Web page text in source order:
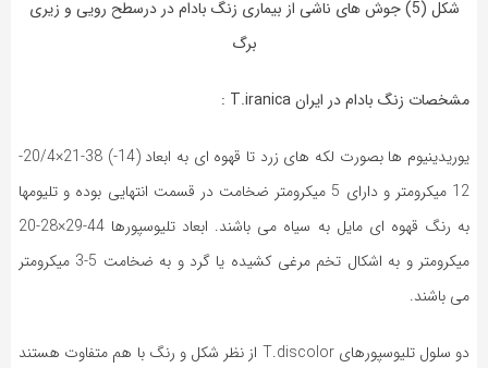
شکل (5) جوش های ناشی از بیماری زنگ بادام در درسطح رویی و زیری
برگ
مشخصات زنگ بادام در ایران T.iranica :
یوریدینیوم ها بصورت لکه های زرد تا قهوه ای به ابعاد (14-) 38-21×20/4-
12 میکرومتر و دارای 5 میکرومتر ضخامت در قسمت انتهایی بوده و تلیومها
به رنگ قهوه ای مایل به سیاه می باشند. ابعاد تلیوسپورها 44-29×28-20
میکرومتر و به اشکال تخم مرغی کشیده یا گرد و به ضخامت 5-3 میکرومتر
می باشند.
دو سلول تلیوسپورهای T.discolor از نظر شکل و رنگ با هم متفاوت هستند